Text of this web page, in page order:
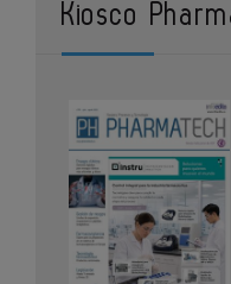
Kiosco